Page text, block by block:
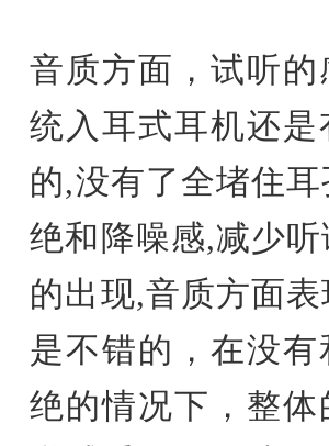
音质方面，试听的
统入耳式耳机还是
的,没有了全堵住
绝和降噪感,减少
的出现,音质方面
是不错的，在没有
绝的情况下，整体